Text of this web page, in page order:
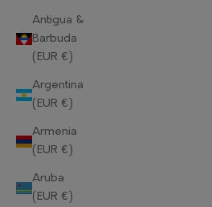
Antigua &
Barbuda
(EUR €)
Argentina
(EUR €)
Armenia
(EUR €)
Aruba
(EUR €)